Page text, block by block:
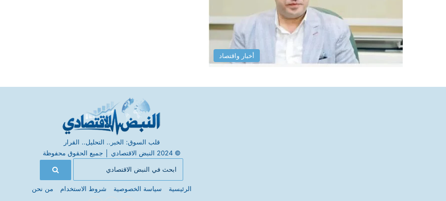
أخبار واقتصاد
قلب السوق: الخبر.. التحليل.. القرار
© 2024 النبض الاقتصادي
جميع الحقوق محفوظة
الرئيسية سياسة الخصوصية شروط الاستخدام من نحن